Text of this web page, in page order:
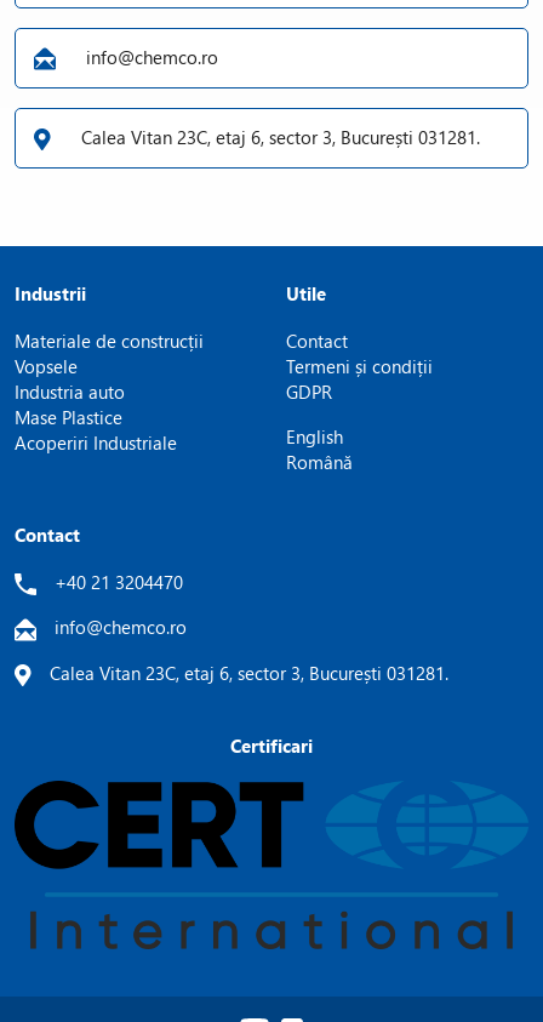
info@chemco.ro
Calea Vitan 23C, etaj 6, sector 3, București 031281.
Industrii
Materiale de construcții
Vopsele
Industria auto
Mase Plastice
Acoperiri Industriale
Utile
Contact
Termeni și condiții
GDPR
English
Română
Contact
+40 21 3204470
info@chemco.ro
Calea Vitan 23C, etaj 6, sector 3, București 031281.
Certificari